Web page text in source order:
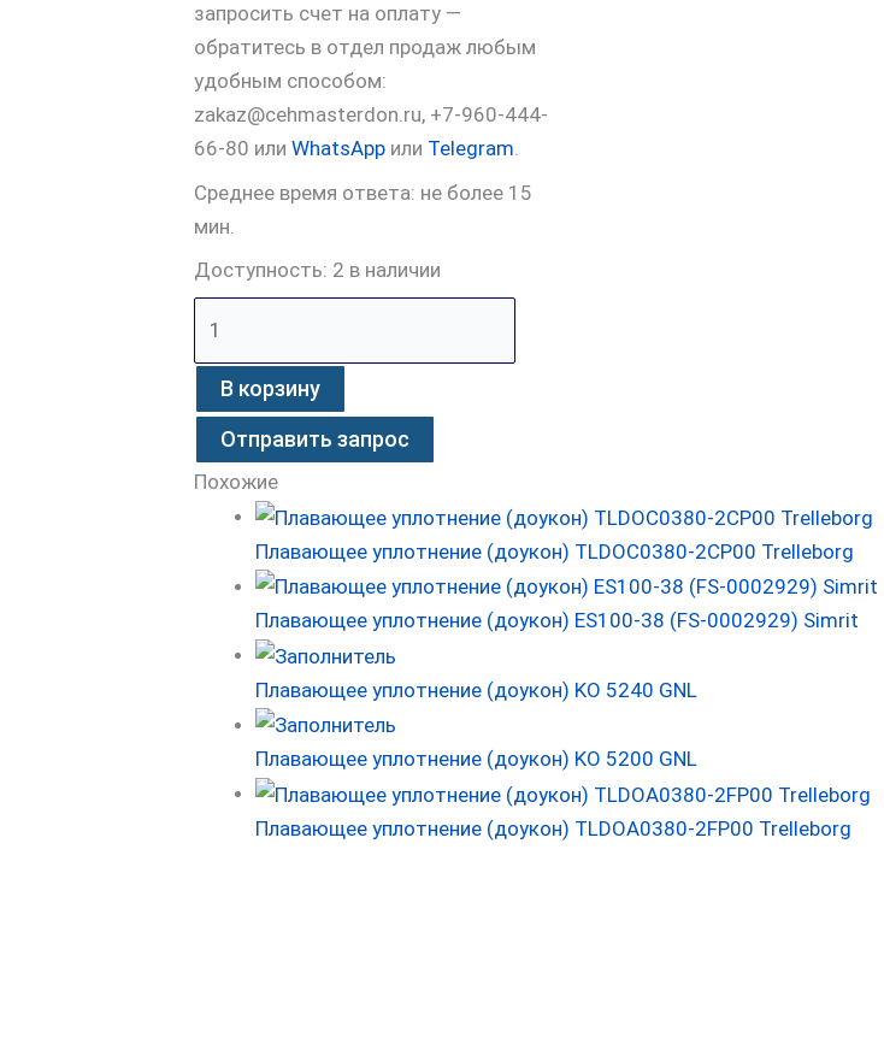
запросить счет на оплату —
обратитесь в отдел продаж любым
удобным способом:
zakaz@cehmasterdon.ru, +7-960-444-
66-80 или WhatsAppили Telegram.
Среднее время ответа: не более 15
мин.
Доступность: 2 в наличии
В корзину
Отправить запрос
Похожие
Плавающее уплотнение (доукон) TLDOC0380-2CP00 Trelleborg
Плавающее уплотнение (доукон) ES100-38 (FS-0002929) Simrit
Плавающее уплотнение (доукон) KO 5240 GNL
Плавающее уплотнение (доукон) KO 5200 GNL
Плавающее уплотнение (доукон) TLDOA0380-2FP00 Trelleborg